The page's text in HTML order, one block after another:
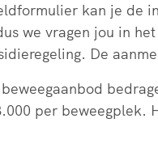
kan je de
we vragen jou in
De
per beweegplek.